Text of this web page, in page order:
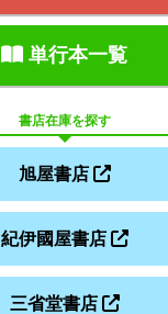
単行本一覧
書店在庫を探す
旭屋書店
紀伊國屋書店
三省堂書店